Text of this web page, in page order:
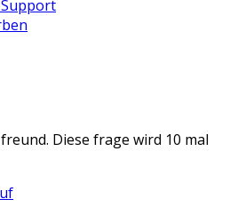
Diese frage wird 10 mal